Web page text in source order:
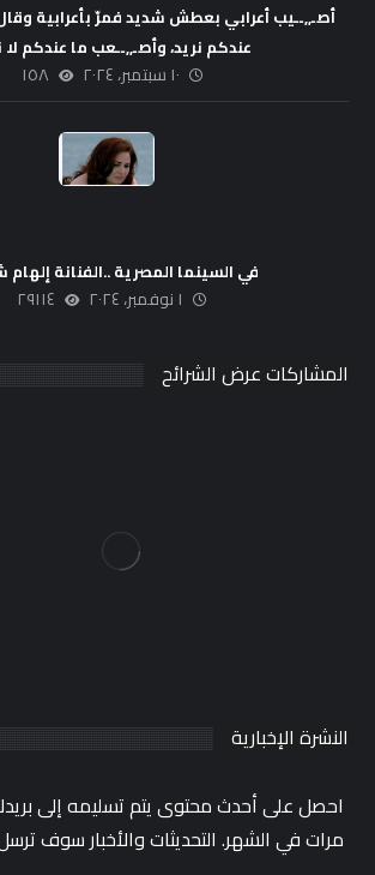
أصـ,,ــيب أعرابي بعطش شديد فمرّ بأعرابية
عندكم نريد، وأصـ,,ــعب ما عندكم
١٠ سبتمبر، ٢٠٢٤ ١٥٨
في السينما المصرية ..الفنانة
١ نوفمبر، ٢٠٢٤ ٢٩١١٤
المشاركات عرض الشرائح
النشرة الإخبارية
احصل على أحدث محتوى يتم تسليمه إلى
مرات في الشهر. التحديثات والأخبار سوف